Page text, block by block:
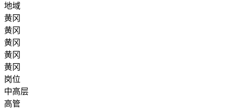
地域
黄冈
黄冈
黄冈
黄冈
黄冈
岗位
中高层
高管